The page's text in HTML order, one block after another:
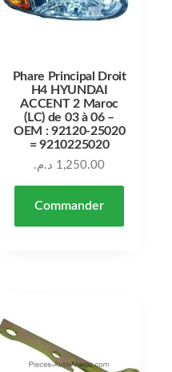
Phare Principal Droit
H4 HYUNDAI
ACCENT 2 Maroc
(LC) de 03 à 06 –
OEM : 92120-25020
= 9210225020
1,250.00 د.م.
Commander